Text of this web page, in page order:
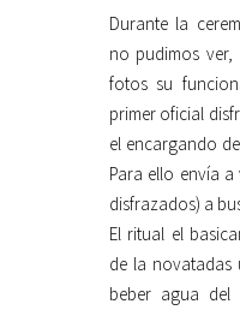
Durante la
no pudimos
fotos su
primer oficial
el encargando
Para ello envía
disfrazados) a
El ritual el
de la novatadas
beber agua